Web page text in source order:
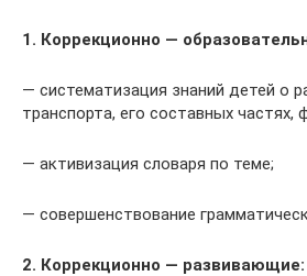
1. Коррекционно —
— систематизация знаний детей о
транспорта, его составных частях,
— активизация словаря по теме;
— совершенствование
2. Коррекционно — развивающие: